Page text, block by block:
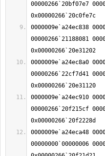
00000266`20bf07e7
0000009e`a24ec838
00000266`21188081
0000009e`a24ec8a0
00000266`22cf7d41
0000009e`a24ec910
00000266`20f215cf
0000009e`a24eca48
00000000`00000006